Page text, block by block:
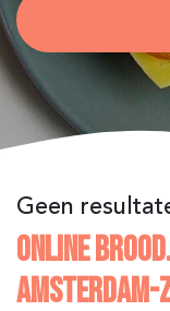
Geen
ONLINE
AMSTERDAM-